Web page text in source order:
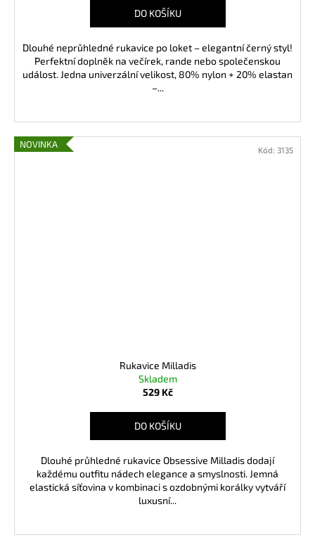
DO KOŠÍKU
Dlouhé neprůhledné rukavice po loket – elegantní černý styl!
Perfektní doplněk na večírek, rande nebo společenskou
událost. Jedna univerzální velikost, 80% nylon + 20% elastan
–...
NOVINKA
Rukavice Milladis
Skladem
529 Kč
DO KOŠÍKU
Dlouhé průhledné rukavice Obsessive Milladis dodají
každému outfitu nádech elegance a smyslnosti. Jemná
elastická síťovina v kombinaci s ozdobnými korálky vytváří
luxusní...
Kód: 3135